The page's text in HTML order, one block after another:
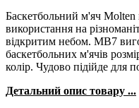
Баскетбольний м'яч
використання на
відкритим небом. MB7
баскетбольних м'ячів
колір. Чудово підійде для
Детальний опис товару ...